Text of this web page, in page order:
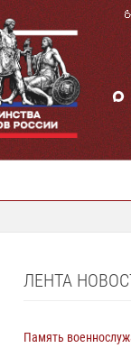
ЛЕНТА
Память